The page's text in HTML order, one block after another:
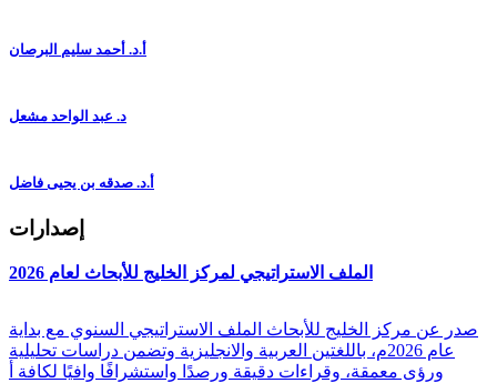
أ.د. أحمد سليم البرصان
د. عبد الواحد مشعل
أ.د. صدقه بن يحيى فاضل
إصدارات
الملف الاستراتيجي لمركز الخليج للأبحاث لعام 2026
صدر عن مركز الخليج للأبحاث الملف الاستراتيجي السنوي مع بداية
عام 2026م، باللغتين العربية والانجليزية وتضمن دراسات تحليلية
ورؤى معمقة، وقراءات دقيقة ورصدًا واستشرافًا وافيًا لكافة أ